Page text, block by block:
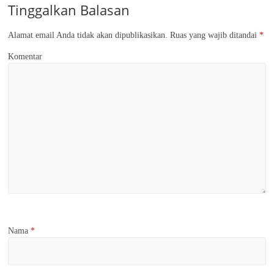
Tinggalkan Balasan
Alamat email Anda tidak akan dipublikasikan. Ruas yang wajib ditandai*
Komentar
Nama*